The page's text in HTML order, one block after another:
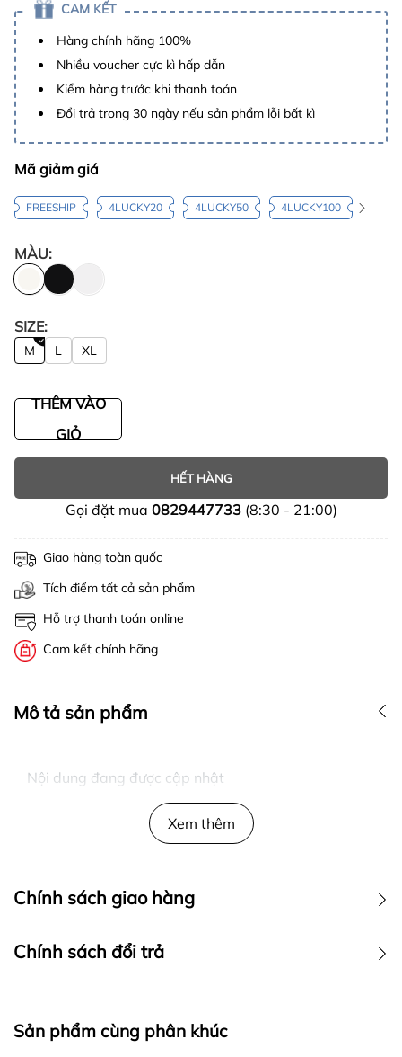
CAM KẾT
Hàng chính hãng 100%
Nhiều voucher cực kì hấp dẫn
Kiểm hàng trước khi thanh toán
Đổi trả trong 30 ngày nếu sản phẩm lỗi bất kì
Mã giảm giá
FREESHIP 4LUCKY20 4LUCKY50 4LUCKY100
MÀU:
SIZE:
M L XL
THÊM VÀO
GIỎ
HẾT HÀNG
Gọi đặt mua 0829447733(8:30 - 21:00)
Giao hàng toàn quốc
Tích điểm tất cả sản phẩm
Hỗ trợ thanh toán online
Cam kết chính hãng
Mô tả sản phẩm
Nội dung đang được cập nhật
Xem thêm
Chính sách giao hàng
Chính sách đổi trả
Sản phẩm cùng phân khúc